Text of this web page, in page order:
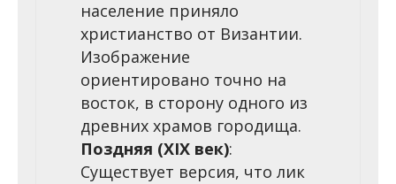
население приняло
христианство от Византии.
Изображение
ориентировано точно на
восток, в сторону одного из
древних храмов городища.
Поздняя (XIX век):
Существует версия, что лик